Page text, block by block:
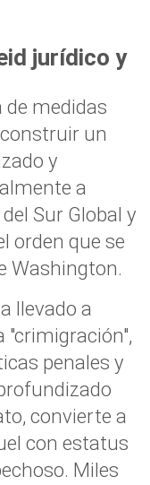
jurídico y
de medidas
un
y
a
Sur Global y
orden que se
Washington.
llevado a
"crimigración",
penales y
convierte a
con estatus
Miles